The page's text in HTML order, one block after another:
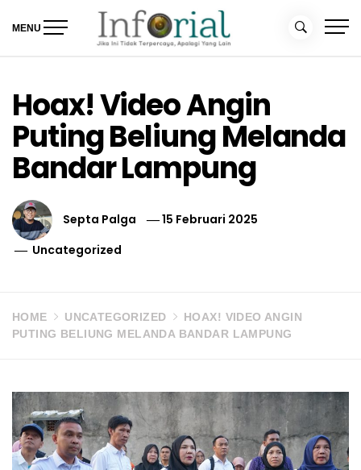
MENU
Hoax! Video Angin
Puting Beliung Melanda
Bandar Lampung
Septa Palga
15 Februari 2025
Uncategorized
HOME UNCATEGORIZED
HOAX! VIDEO ANGIN
PUTING BELIUNG MELANDA BANDAR LAMPUNG